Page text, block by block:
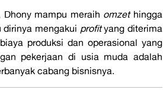
mampu meraih omzethingga
dirinya mengakui profityang diterima
produksi dan operasional yang
pekerjaan di usia muda adalah
cabang bisnisnya.